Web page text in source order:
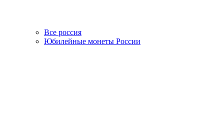
Все россия
Юбилейные монеты России